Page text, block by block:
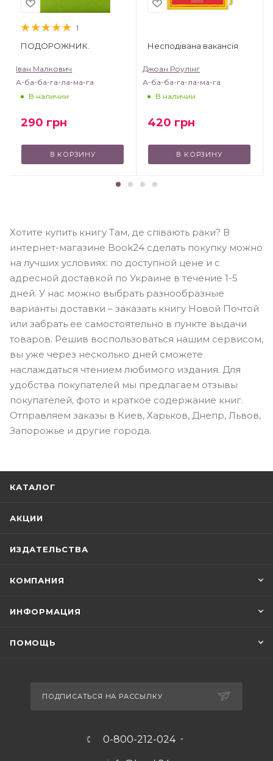
1
ПОДОРОЖНИК.
Іван Малкович
А-ба-ба-га-ла-ма-га
В наличии
290 грн
В КОРЗИНУ
Несподівана вакансія
Джоан Роулінг
А-ба-ба-га-ла-ма-га
В наличии
420 грн
В КОРЗИНУ
Хотите купить книгу Там, де співають раки? В
интернет-магазине Book24 сделать покупку можно
на лучших условиях: по доступной цене и с
адресной доставкой по Украине в течение 1-5
дней. У нас можно выбрать разнообразные
варианты доставки – заказать книгу Новой Почтой
или забрать ее самостоятельно в пункте выдачи
товаров. Решив воспользоваться нашим сервисом,
вы уже через несколько дней сможете
наслаждаться чтением любимого издания. Для
удобства покупателей мы предлагаем отзывы
покупателей, фото и краткое содержание книг.
Отправляем заказы в Киев, Харьков, Днепр, Львов,
Запорожье и другие города.
КАТАЛОГ
АКЦИИ
ИЗДАТЕЛЬСТВА
КОМПАНИЯ
ИНФОРМАЦИЯ
ПОМОЩЬ
ПОДПИСАТЬСЯ НА РАССЫЛКУ
0-800-212-024